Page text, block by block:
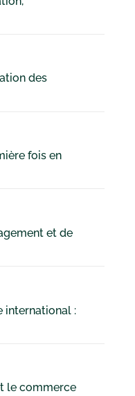
des
fois en
et de
international :
le commerce